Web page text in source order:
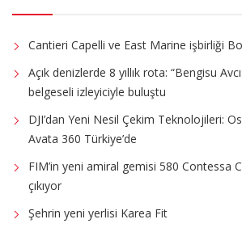
Cantieri Capelli ve East Marine işbirliği
Açık denizlerde 8 yıllık rota: “Bengisu Avcı:
belgeseli izleyiciyle buluştu
DJI’dan Yeni Nesil Çekim Teknolojileri:
Avata 360 Türkiye’de
FIM’in yeni amiral gemisi 580 Contessa
çıkıyor
Şehrin yeni yerlisi Karea Fit